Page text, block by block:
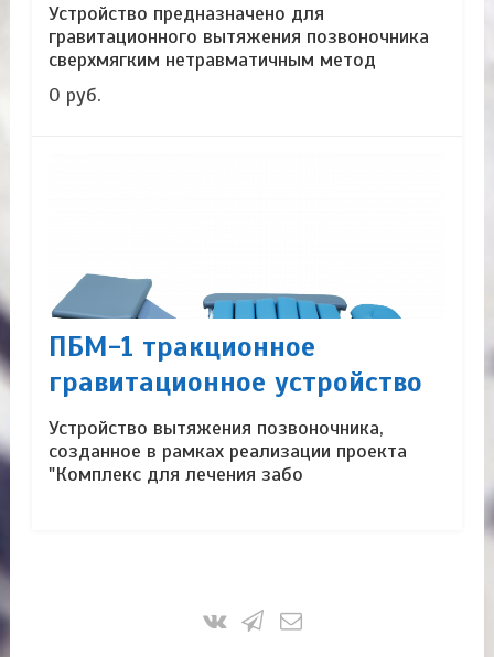
Устройство предназначено для
гравитационного вытяжения позвоночника
сверхмягким нетравматичным метод
0 руб.
ПБМ-1 тракционное
гравитационное устройство
Устройство вытяжения позвоночника,
созданное в рамках реализации проекта
"Комплекс для лечения забо